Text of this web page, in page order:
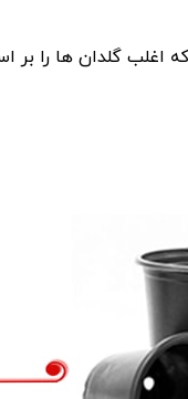
گلدان ها را بر